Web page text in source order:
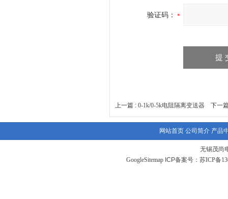
验证码：
上一篇 : 0-1k/0-5k电阻隔离变送器 下一
网站首页 公司简介 产品
无锡茂尚
GoogleSitemapICP备案号： 苏ICP备